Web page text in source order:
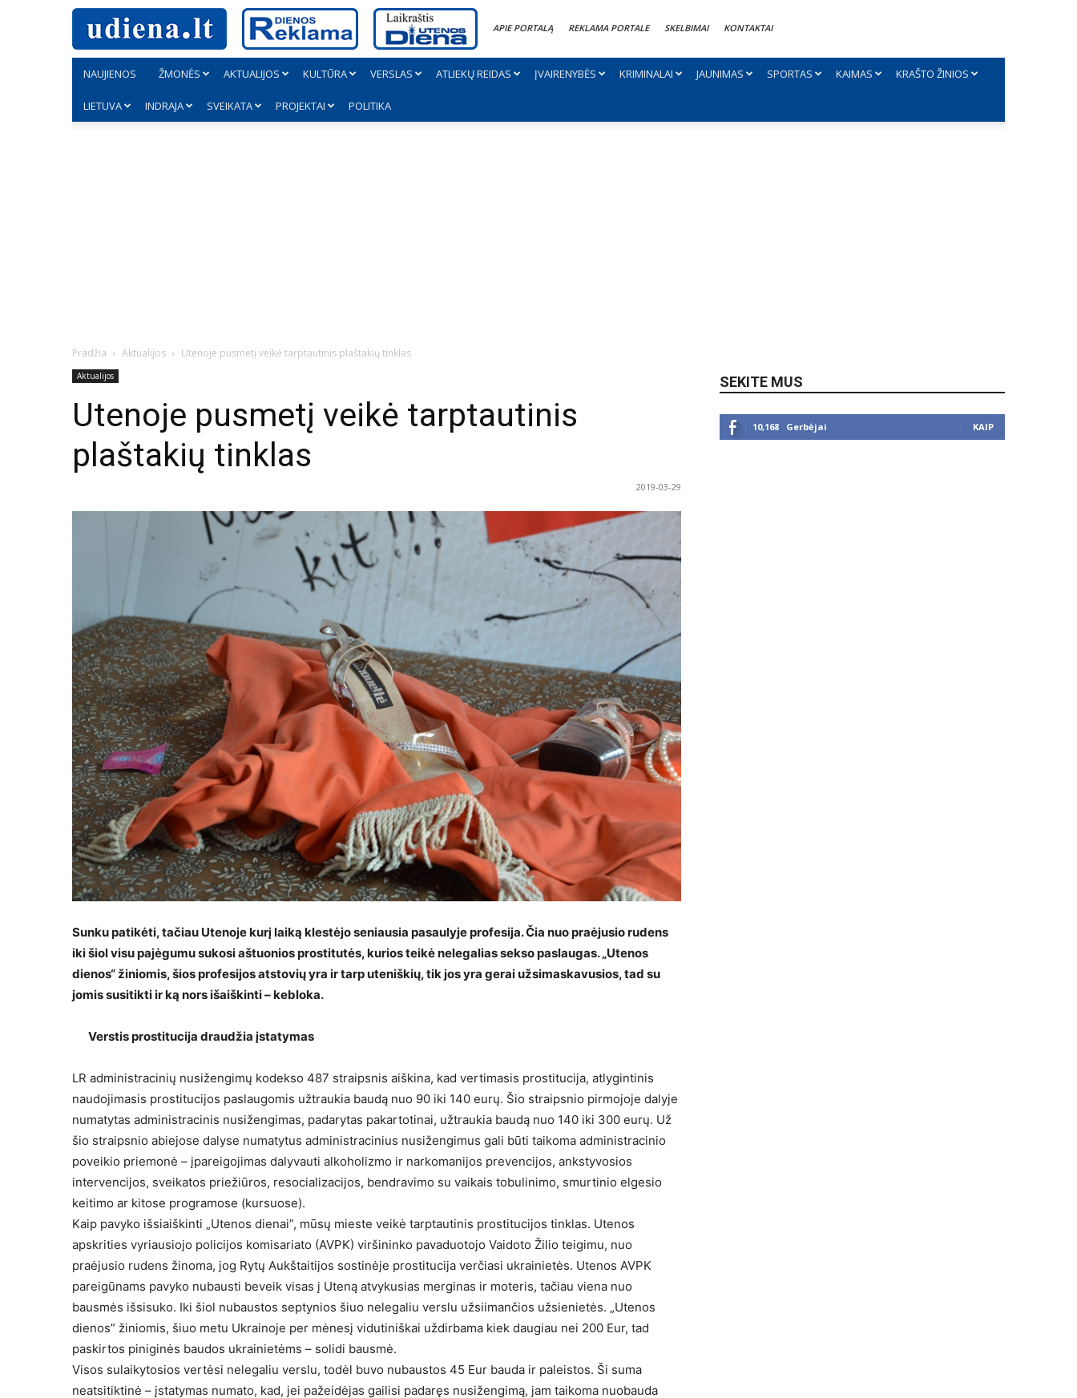
APIE PORTALĄ REKLAMA PORTALE SKELBIMAI KONTAKTAI
NAUJIENOS ŽMONĖS AKTUALIJOS KULTŪRA VERSLAS ATLIEKŲ REIDAS ĮVAIRENYBĖS KRIMINALAI JAUNIMAS SPORTAS KAIMAS KRAŠTO ŽINIOS
LIETUVA INDRAJA SVEIKATA PROJEKTAI POLITIKA
Pradžia Aktualijos Utenoje pusmetį veikė tarptautinis plaštakių tinklas
Aktualijos
Utenoje pusmetį veikė tarptautinis
plaštakių tinklas
2019-03-29
Sunku patikėti, tačiau Utenoje kurį laiką klestėjo seniausia pasaulyje profesija. Čia nuo praėjusio rudens
iki šiol visu pajėgumu sukosi aštuonios prostitutės, kurios teikė nelegalias sekso paslaugas. „Utenos
dienos“ žiniomis, šios profesijos atstovių yra ir tarp uteniškių, tik jos yra gerai užsimaskavusios, tad su
jomis susitikti ir ką nors išaiškinti – kebloka.
Verstis prostitucija draudžia įstatymas
LR administracinių nusižengimų kodekso 487 straipsnis aiškina, kad vertimasis prostitucija, atlygintinis
naudojimasis prostitucijos paslaugomis užtraukia baudą nuo 90 iki 140 eurų. Šio straipsnio pirmojoje dalyje
numatytas administracinis nusižengimas, padarytas pakartotinai, užtraukia baudą nuo 140 iki 300 eurų. Už
šio straipsnio abiejose dalyse numatytus administracinius nusižengimus gali būti taikoma administracinio
poveikio priemonė – įpareigojimas dalyvauti alkoholizmo ir narkomanijos prevencijos, ankstyvosios
intervencijos, sveikatos priežiūros, resocializacijos, bendravimo su vaikais tobulinimo, smurtinio elgesio
keitimo ar kitose programose (kursuose).
Kaip pavyko išsiaiškinti „Utenos dienai”, mūsų mieste veikė tarptautinis prostitucijos tinklas. Utenos
apskrities vyriausiojo policijos komisariato (AVPK) viršininko pavaduotojo Vaidoto Žilio teigimu, nuo
praėjusio rudens žinoma, jog Rytų Aukštaitijos sostinėje prostitucija verčiasi ukrainietės. Utenos AVPK
pareigūnams pavyko nubausti beveik visas į Uteną atvykusias merginas ir moteris, tačiau viena nuo
bausmės išsisuko. Iki šiol nubaustos septynios šiuo nelegaliu verslu užsiimančios užsienietės. „Utenos
dienos” žiniomis, šiuo metu Ukrainoje per mėnesį vidutiniškai uždirbama kiek daugiau nei 200 Eur, tad
paskirtos piniginės baudos ukrainietėms – solidi bausmė.
Visos sulaikytosios vertėsi nelegaliu verslu, todėl buvo nubaustos 45 Eur bauda ir paleistos. Ši suma
neatsitiktinė – įstatymas numato, kad, jei pažeidėjas gailisi padaręs nusižengimą, jam taikoma nuobauda
SEKITE MUS
10,168 Gerbėjai KAIP